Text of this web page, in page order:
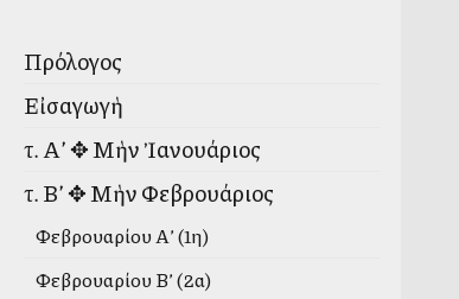
Πρόλογος
Εἰσαγωγὴ
τ. Α’ ✥ Μὴν Ἰανουάριος
τ. Β’ ✥ Μὴν Φεβρουάριος
Φεβρουαρίου Α’ (1η)
Φεβρουαρίου Β’ (2α)